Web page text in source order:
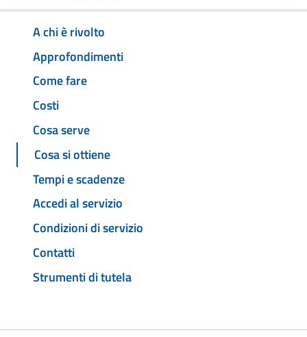
A chi è rivolto
Approfondimenti
Come fare
Costi
Cosa serve
Cosa si ottiene
Tempi e scadenze
Accedi al servizio
Condizioni di servizio
Contatti
Strumenti di tutela